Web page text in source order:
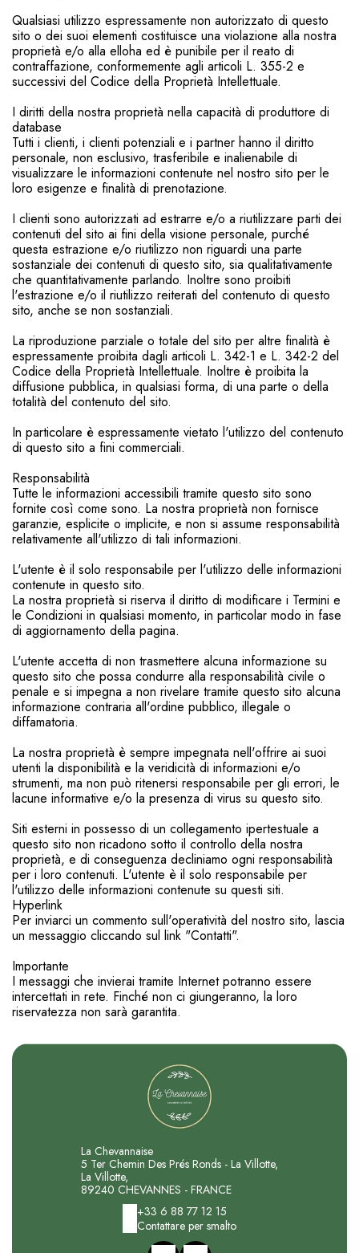
Qualsiasi utilizzo espressamente non autorizzato di questo
sito o dei suoi elementi costituisce una violazione alla nostra
proprietà e/o alla elloha ed è punibile per il reato di
contraffazione, conformemente agli articoli L. 355-2 e
successivi del Codice della Proprietà Intellettuale.
I diritti della nostra proprietà nella capacità di produttore di
database
Tutti i clienti, i clienti potenziali e i partner hanno il diritto
personale, non esclusivo, trasferibile e inalienabile di
visualizzare le informazioni contenute nel nostro sito per le
loro esigenze e finalità di prenotazione.
I clienti sono autorizzati ad estrarre e/o a riutilizzare parti dei
contenuti del sito ai fini della visione personale, purché
questa estrazione e/o riutilizzo non riguardi una parte
sostanziale dei contenuti di questo sito, sia qualitativamente
che quantitativamente parlando. Inoltre sono proibiti
l'estrazione e/o il riutilizzo reiterati del contenuto di questo
sito, anche se non sostanziali.
La riproduzione parziale o totale del sito per altre finalità è
espressamente proibita dagli articoli L. 342-1 e L. 342-2 del
Codice della Proprietà Intellettuale. Inoltre è proibita la
diffusione pubblica, in qualsiasi forma, di una parte o della
totalità del contenuto del sito.
In particolare è espressamente vietato l'utilizzo del contenuto
di questo sito a fini commerciali.
Responsabilità
Tutte le informazioni accessibili tramite questo sito sono
fornite così come sono. La nostra proprietà non fornisce
garanzie, esplicite o implicite, e non si assume responsabilità
relativamente all'utilizzo di tali informazioni.
L'utente è il solo responsabile per l'utilizzo delle informazioni
contenute in questo sito.
La nostra proprietà si riserva il diritto di modificare i Termini e
le Condizioni in qualsiasi momento, in particolar modo in fase
di aggiornamento della pagina.
L'utente accetta di non trasmettere alcuna informazione su
questo sito che possa condurre alla responsabilità civile o
penale e si impegna a non rivelare tramite questo sito alcuna
informazione contraria all'ordine pubblico, illegale o
diffamatoria.
La nostra proprietà è sempre impegnata nell'offrire ai suoi
utenti la disponibilità e la veridicità di informazioni e/o
strumenti, ma non può ritenersi responsabile per gli errori, le
lacune informative e/o la presenza di virus su questo sito.
Siti esterni in possesso di un collegamento ipertestuale a
questo sito non ricadono sotto il controllo della nostra
proprietà, e di conseguenza decliniamo ogni responsabilità
per i loro contenuti. L'utente è il solo responsabile per
l'utilizzo delle informazioni contenute su questi siti.
Hyperlink
Per inviarci un commento sull'operatività del nostro sito, lascia
un messaggio cliccando sul link "Contatti".
Importante
I messaggi che invierai tramite Internet potranno essere
intercettati in rete. Finché non ci giungeranno, la loro
riservatezza non sarà garantita.
La Chevannaise
5 Ter Chemin Des Prés Ronds - La Villotte,
La Villotte,
89240 CHEVANNES - FRANCE
+33 6 88 77 12 15
Contattare per smalto